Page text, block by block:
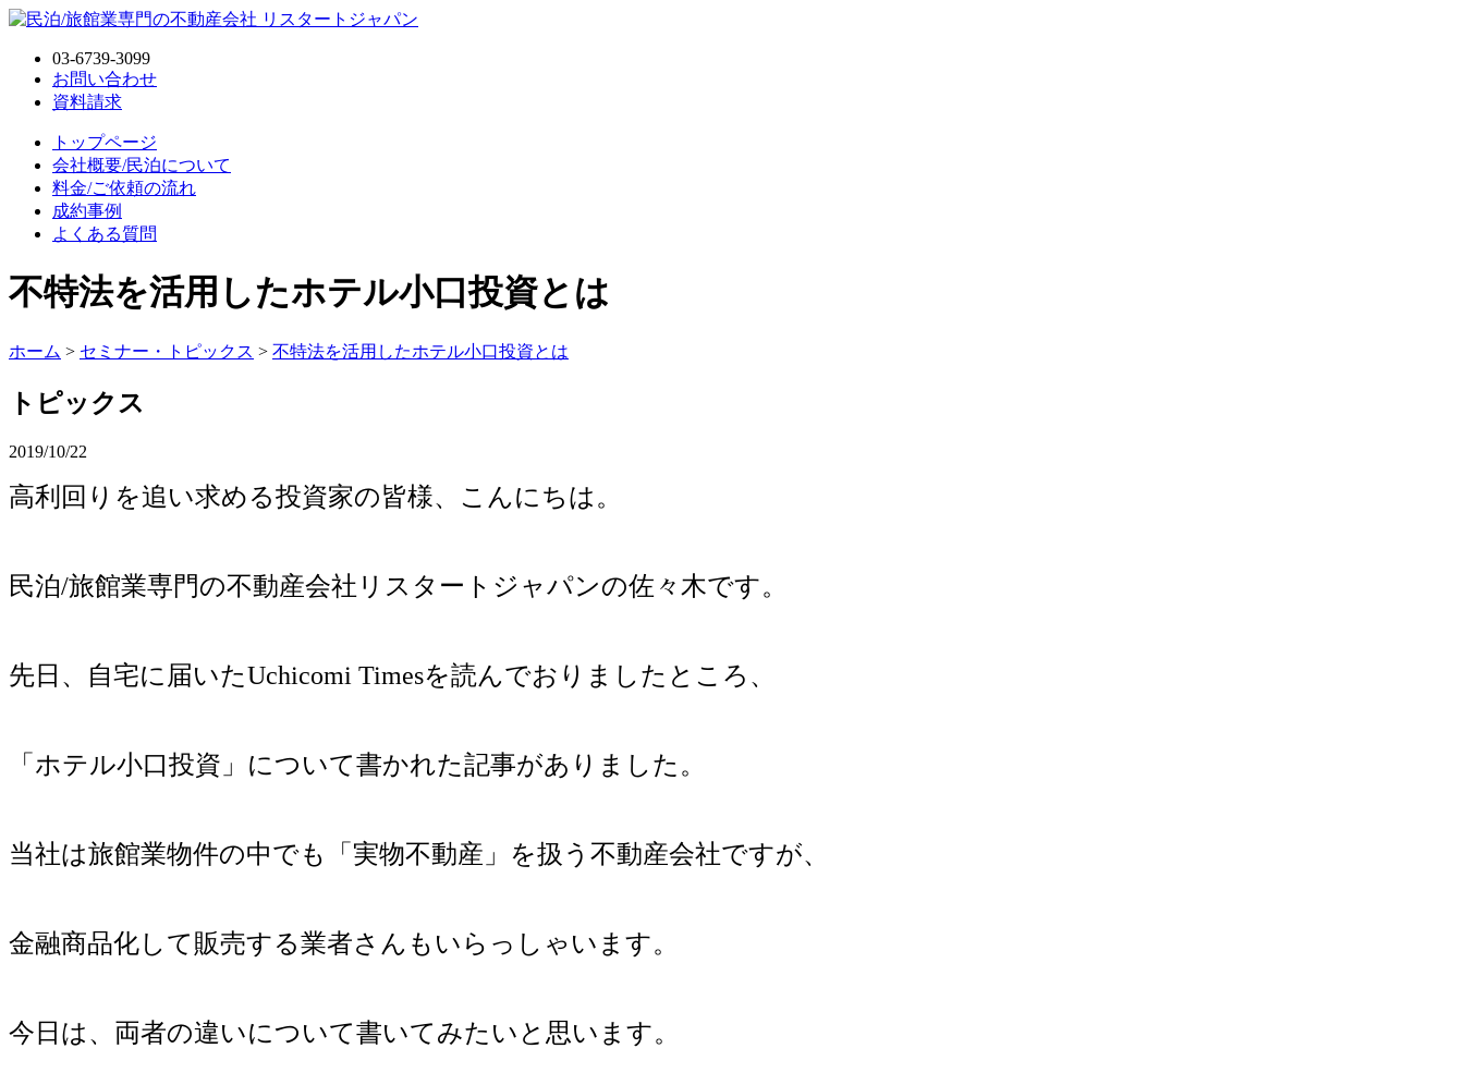
03-6739-3099
お問い合わせ
資料請求
トップページ
会社概要/民泊について
料金/ご依頼の流れ
成約事例
よくある質問
不特法を活用したホテル小口投資とは
ホーム > セミナー・トピックス > 不特法を活用したホテル小口投資とは
トピックス
2019/10/22
高利回りを追い求める投資家の皆様、こんにちは。
民泊/旅館業専門の不動産会社リスタートジャパンの佐々木です。
先日、自宅に届いたUchicomi Timesを読んでおりましたところ、
「ホテル小口投資」について書かれた記事がありました。
当社は旅館業物件の中でも「実物不動産」を扱う不動産会社ですが、
金融商品化して販売する業者さんもいらっしゃいます。
今日は、両者の違いについて書いてみたいと思います。